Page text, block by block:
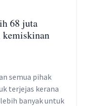
68 juta
kemiskinan
semua pihak
terjejas kerana
banyak untuk